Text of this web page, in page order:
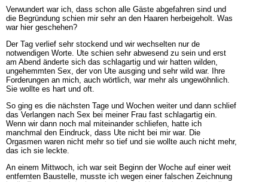
Verwundert war ich, dass schon alle Gäste abgefahren sind und
die Begründung schien mir sehr an den Haaren herbeigeholt. Was
war hier geschehen?
Der Tag verlief sehr stockend und wir wechselten nur de
notwendigen Worte. Ute schien sehr abwesend zu sein und erst
am Abend änderte sich das schlagartig und wir hatten wilden,
ungehemmten Sex, der von Ute ausging und sehr wild war. Ihre
Forderungen an mich, auch wörtlich, war mehr als ungewöhnlich.
Sie wollte es hart und oft.
So ging es die nächsten Tage und Wochen weiter und dann schlief
das Verlangen nach Sex bei meiner Frau fast schlagartig ein.
Wenn wir dann noch mal miteinander schliefen, hatte ich
manchmal den Eindruck, dass Ute nicht bei mir war. Die
Orgasmen waren nicht mehr so tief und sie wollte auch nicht mehr,
das ich sie leckte.
An einem Mittwoch, ich war seit Beginn der Woche auf einer weit
entfernten Baustelle, musste ich wegen einer falschen Zeichnung